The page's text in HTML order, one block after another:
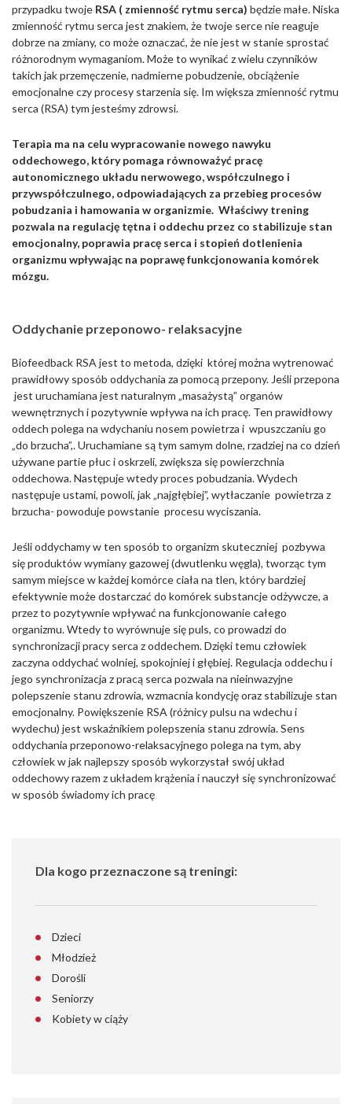
przypadku twoje RSA ( zmienność rytmu serca) będzie małe. Niska
zmienność rytmu serca jest znakiem, że twoje serce nie reaguje
dobrze na zmiany, co może oznaczać, że nie jest w stanie sprostać
różnorodnym wymaganiom. Może to wynikać z wielu czynników
takich jak przemęczenie, nadmierne pobudzenie, obciążenie
emocjonalne czy procesy starzenia się. Im większa zmienność rytmu
serca (RSA) tym jesteśmy zdrowsi.
Terapia ma na celu wypracowanie nowego nawyku
oddechowego, który pomaga równoważyć pracę
autonomicznego układu nerwowego, współczulnego i
przywspółczulnego, odpowiadających za przebieg procesów
pobudzania i hamowania w organizmie. Właściwy trening
pozwala na regulację tętna i oddechu przez co stabilizuje stan
emocjonalny, poprawia pracę serca i stopień dotlenienia
organizmu wpływając na poprawę funkcjonowania komórek
mózgu.
Oddychanie przeponowo- relaksacyjne
Biofeedback RSA jest to metoda, dzięki której można wytrenować
prawidłowy sposób oddychania za pomocą przepony. Jeśli przepona
jest uruchamiana jest naturalnym „masażystą” organów
wewnętrznych i pozytywnie wpływa na ich pracę. Ten prawidłowy
oddech polega na wdychaniu nosem powietrza i wpuszczaniu go
„do brzucha”,. Uruchamiane są tym samym dolne, rzadziej na co dzień
używane partie płuc i oskrzeli, zwiększa się powierzchnia
oddechowa. Następuje wtedy proces pobudzania. Wydech
następuje ustami, powoli, jak „najgłębiej”, wytłaczanie powietrza z
brzucha- powoduje powstanie procesu wyciszania.
Jeśli oddychamy w ten sposób to organizm skuteczniej pozbywa
się produktów wymiany gazowej (dwutlenku węgla), tworząc tym
samym miejsce w każdej komórce ciała na tlen, który bardziej
efektywnie może dostarczać do komórek substancje odżywcze, a
przez to pozytywnie wpływać na funkcjonowanie całego
organizmu. Wtedy to wyrównuje się puls, co prowadzi do
synchronizacji pracy serca z oddechem. Dzięki temu człowiek
zaczyna oddychać wolniej, spokojniej i głębiej. Regulacja oddechu i
jego synchronizacja z pracą serca pozwala na nieinwazyjne
polepszenie stanu zdrowia, wzmacnia kondycję oraz stabilizuje stan
emocjonalny. Powiększenie RSA (różnicy pulsu na wdechu i
wydechu) jest wskaźnikiem polepszenia stanu zdrowia. Sens
oddychania przeponowo-relaksacyjnego polega na tym, aby
człowiek w jak najlepszy sposób wykorzystał swój układ
oddechowy razem z układem krążenia i nauczył się synchronizować
w sposób świadomy ich pracę
Dla kogo przeznaczone są treningi:
Dzieci
Młodzież
Dorośli
Seniorzy
Kobiety w ciąży